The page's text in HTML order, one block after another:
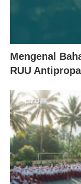
Mengenal
RUU